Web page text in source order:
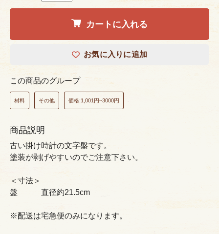
カートに入れる
お気に入りに追加
この商品のグループ
材料 その他 価格:1,001円~3000円
商品説明
古い掛け時計の文字盤です。
塗装が剥げやすいのでご注意下さい。
＜寸法＞
盤 直径約21.5cm
※配送は宅急便のみになります。